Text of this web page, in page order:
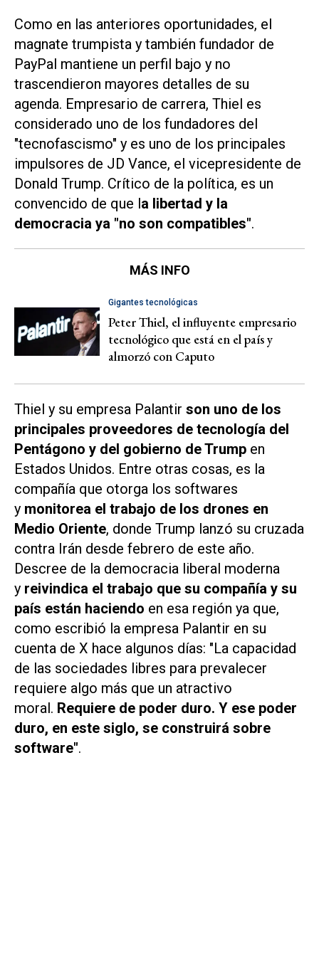
Como en las anteriores oportunidades, el
magnate trumpista y también fundador de
PayPal mantiene un perfil bajo y no
trascendieron mayores detalles de su
agenda. Empresario de carrera, Thiel es
considerado uno de los fundadores del
"tecnofascismo" y es uno de los principales
impulsores de JD Vance, el vicepresidente de
Donald Trump. Crítico de la política, es un
convencido de que la libertad y la
democracia ya "no son compatibles".
MÁS INFO
Gigantes tecnológicas
Peter Thiel, el influyente empresario
tecnológico que está en el país y
almorzó con Caputo
Thiel y su empresa Palantir son uno de los
principales proveedores de tecnología del
Pentágono y del gobierno de Trump en
Estados Unidos. Entre otras cosas, es la
compañía que otorga los softwares
y monitorea el trabajo de los drones en
Medio Oriente, donde Trump lanzó su cruzada
contra Irán desde febrero de este año.
Descree de la democracia liberal moderna
y reivindica el trabajo que su compañía y su
país están haciendo en esa región ya que,
como escribió la empresa Palantir en su
cuenta de X hace algunos días: "La capacidad
de las sociedades libres para prevalecer
requiere algo más que un atractivo
moral. Requiere de poder duro. Y ese poder
duro, en este siglo, se construirá sobre
software".